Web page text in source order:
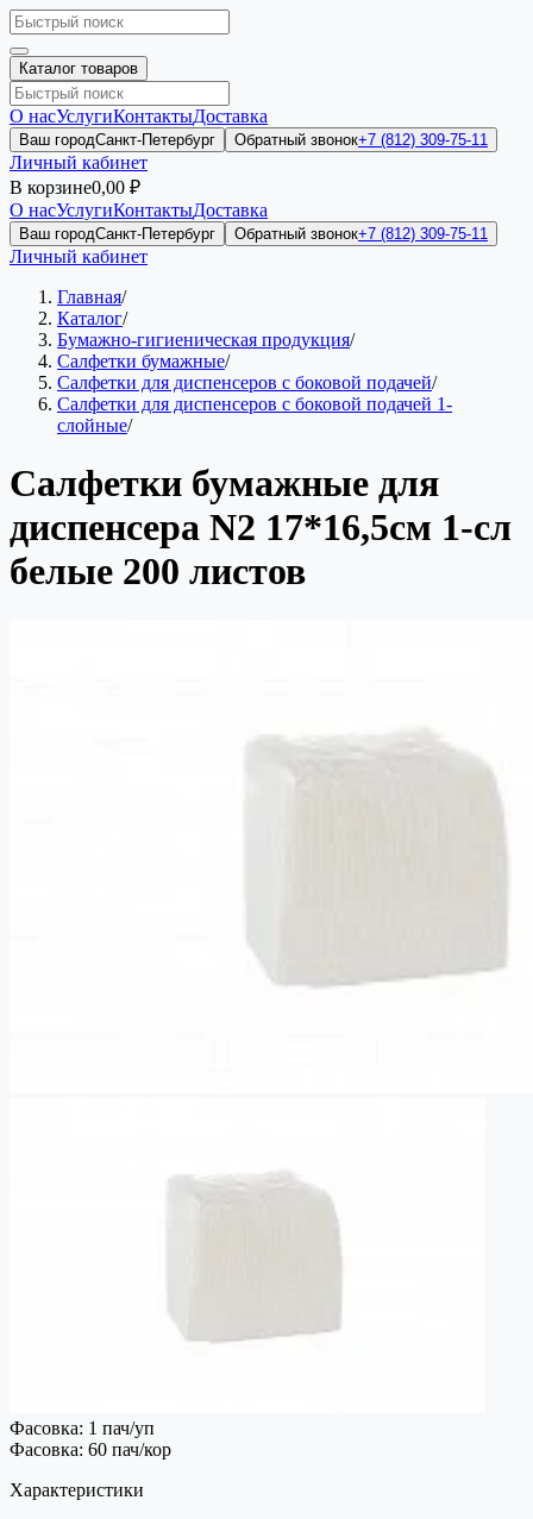
Каталог товаров
О насУслугиКонтактыДоставка
Ваш городСанкт-Петербург Обратный звонок+7 (812) 309-75-11
Личный кабинет
В корзине0,00 ₽
О насУслугиКонтактыДоставка
Ваш городСанкт-Петербург Обратный звонок+7 (812) 309-75-11
Личный кабинет
Главная/
Каталог/
Бумажно-гигиеническая продукция/
Салфетки бумажные/
Салфетки для диспенсеров с боковой подачей/
Салфетки для диспенсеров с боковой подачей 1-
слойные/
Салфетки бумажные для
диспенсера N2 17*16,5см 1-сл
белые 200 листов
Фасовка: 1 пач/уп
Фасовка: 60 пач/кор
Характеристики